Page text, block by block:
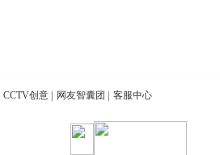
CCTV创意 网友智囊团 客服中心